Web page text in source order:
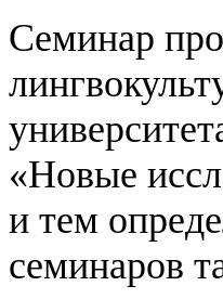
Семинар
«Новые
и тем
семинаров